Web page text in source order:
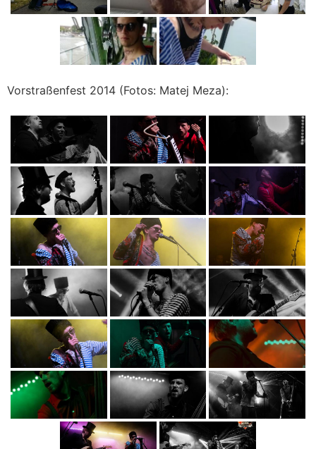
Vorstraßenfest 2014 (Fotos: Matej Meza):